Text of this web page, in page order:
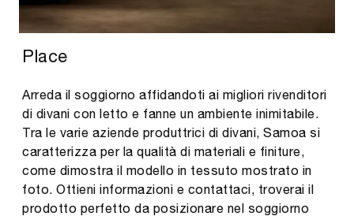
Place
Arreda il soggiorno affidandoti ai migliori rivenditori
di divani con letto e fanne un ambiente inimitabile.
Tra le varie aziende produttrici di divani, Samoa si
caratterizza per la qualità di materiali e finiture,
come dimostra il modello in tessuto mostrato in
foto. Ottieni informazioni e contattaci, troverai il
prodotto perfetto da posizionare nel soggiorno